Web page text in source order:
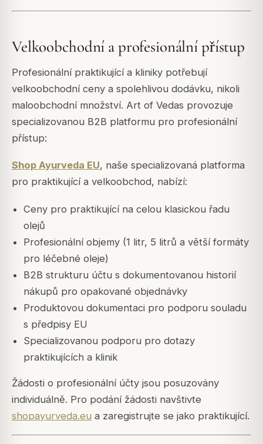
Velkoobchodní a profesionální přístup
Profesionální praktikující a kliniky potřebují
velkoobchodní ceny a spolehlivou dodávku, nikoli
maloobchodní množství. Art of Vedas provozuje
specializovanou B2B platformu pro profesionální
přístup:
Shop Ayurveda EU, naše specializovaná platforma
pro praktikující a velkoobchod, nabízí:
Ceny pro praktikující na celou klasickou řadu
olejů
Profesionální objemy (1 litr, 5 litrů a větší formáty
pro léčebné oleje)
B2B strukturu účtu s dokumentovanou historií
nákupů pro opakované objednávky
Produktovou dokumentaci pro podporu souladu
s předpisy EU
Specializovanou podporu pro dotazy
praktikujících a klinik
Žádosti o profesionální účty jsou posuzovány
individuálně. Pro podání žádosti navštivte
shopayurveda.eu a zaregistrujte se jako praktikující.